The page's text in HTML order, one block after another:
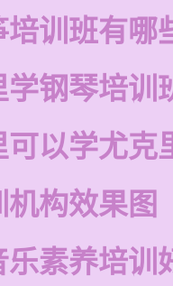
培训班有哪
学钢琴培训
可以学尤克
构效果图
乐素养培训